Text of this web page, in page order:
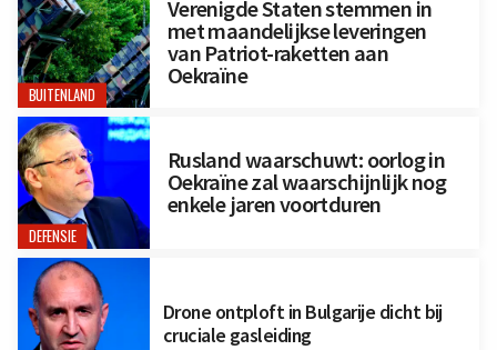
BUITENLAND
Verenigde Staten stemmen in
met maandelijkse leveringen
van Patriot-raketten aan
Oekraïne
DEFENSIE
Rusland waarschuwt: oorlog in
Oekraïne zal waarschijnlijk nog
enkele jaren voortduren
Drone ontploft in Bulgarije dicht bij
cruciale gasleiding